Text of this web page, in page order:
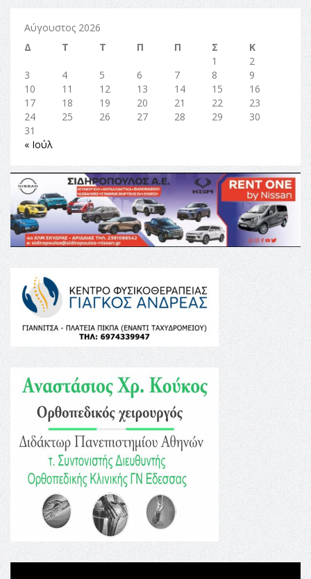
Αύγουστος 2026
Δ
Τ Τ Π Π Σ
Κ
1
2
3
4 5 6 7 8
9
10
11 12 13 14 15
16
17
18 19 20 21 22
23
24
25 26 27 28 29
30
31
« Ιούλ